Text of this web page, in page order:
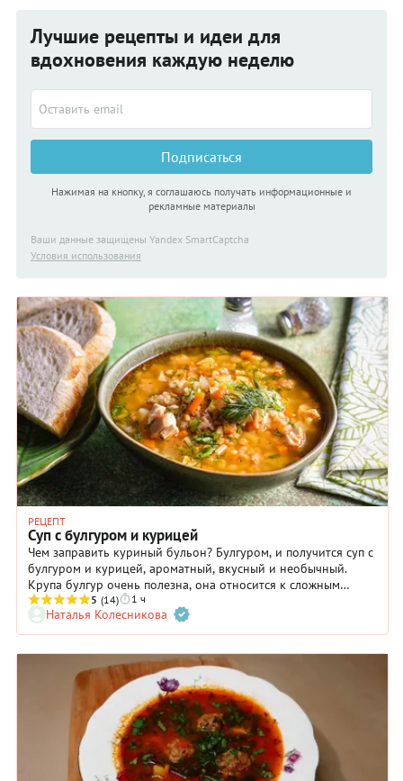
Лучшие рецепты и идеи для
вдохновения каждую неделю
Подписаться
Нажимая на кнопку, я соглашаюсь получать информационные и
рекламные материалы
Ваши данные защищены Yandex SmartCaptcha
Условия использования
РЕЦЕПТ
Суп с булгуром и курицей
Чем заправить куриный бульон? Булгуром, и получится суп с
булгуром и курицей, ароматный, вкусный и необычный.
Крупа булгур очень полезна, она относится к сложным
углеводам. Содержит много микроэлементов и клетчатки,
варится быстро и обладает оригинальным вкусом. Этот суп
имеет турецкие корни и получается очень вкусным. Главное
купить правильную птицу. Выбирайте для супа деревенскую
или фермерскую курицу, или куриные бедрышки, чтобы
получить насыщенный бульон. Если вы на диете, варите суп
из куриной грудки без кожи, бульон получится
обезжиренный, но не менее вкусный.
5 (14) 1 ч
Наталья Колесникова